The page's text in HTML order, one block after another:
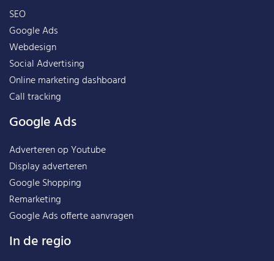
SEO
Google Ads
Webdesign
Social Advertising
Online marketing dashboard
Call tracking
Google Ads
Adverteren op Youtube
Display adverteren
Google Shopping
Remarketing
Google Ads offerte aanvragen
In de regio